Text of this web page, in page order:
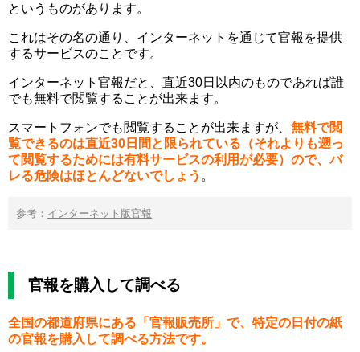
というものがあります。
これはその名の通り、インターネットを通じて官報を提供
するサービスのことです。
インターネット官報だと、直近30日以内のものであれば誰
でも無料で閲覧することが出来ます。
スマートフォンでも閲覧することが出来ますが、 無料で閲
覧できるのは直近30日間と限られている（それよりも遡っ
て閲覧するためには有料サービスの利用が必要）ので、バ
レる危険はほとんどないでしょう 。
参考： インターネット版官報
官報を購入して調べる
全国の都道府県にある「官報販売所」で、特定の日付の紙
の官報を購入して調べる方法です。